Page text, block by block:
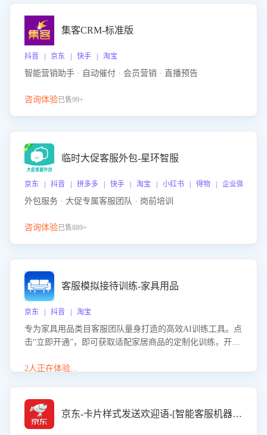
集客CRM-标准版
抖音 | 京东 | 快手 | 淘宝
智能营销助手 · 自动催付 · 会员营销 · 直播预告
咨询体验已售99+
临时大促客服外包-星环智服
京东 | 抖音 | 拼多多 | 快手 | 淘宝 | 小红书 | 得物 | 企业微信
外包服务 · 大促专属客服团队 · 岗前培训
咨询体验已售889+
客服模拟接待训练-家具用品
京东 | 抖音 | 淘宝
专为家具用品类目客服团队量身打造的高效AI训练工具。点
击“立即开通”，即可获取适配家居商品的定制化训练，开启
能、尺寸参数咨询等高频场景下的专业应对能力。
2人正在体验...
京东-卡片样式发送欢迎语-[智能客服机器人]